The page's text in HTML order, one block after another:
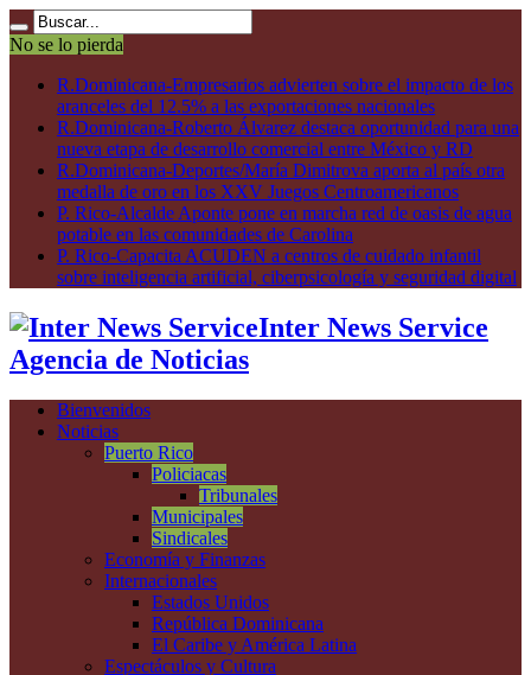
No se lo pierda
R.Dominicana-Empresarios advierten sobre el impacto de los
aranceles del 12.5% a las exportaciones nacionales
R.Dominicana-Roberto Álvarez destaca oportunidad para una
nueva etapa de desarrollo comercial entre México y RD
R.Dominicana-Deportes/María Dimitrova aporta al país otra
medalla de oro en los XXV Juegos Centroamericanos
P. Rico-Alcalde Aponte pone en marcha red de oasis de agua
potable en las comunidades de Carolina
P. Rico-Capacita ACUDEN a centros de cuidado infantil
sobre inteligencia artificial, ciberpsicología y seguridad digital
Inter News Service
Agencia de Noticias
Bienvenidos
Noticias
Puerto Rico
Policiacas
Tribunales
Municipales
Sindicales
Economía y Finanzas
Internacionales
Estados Unidos
República Dominicana
El Caribe y América Latina
Espectáculos y Cultura